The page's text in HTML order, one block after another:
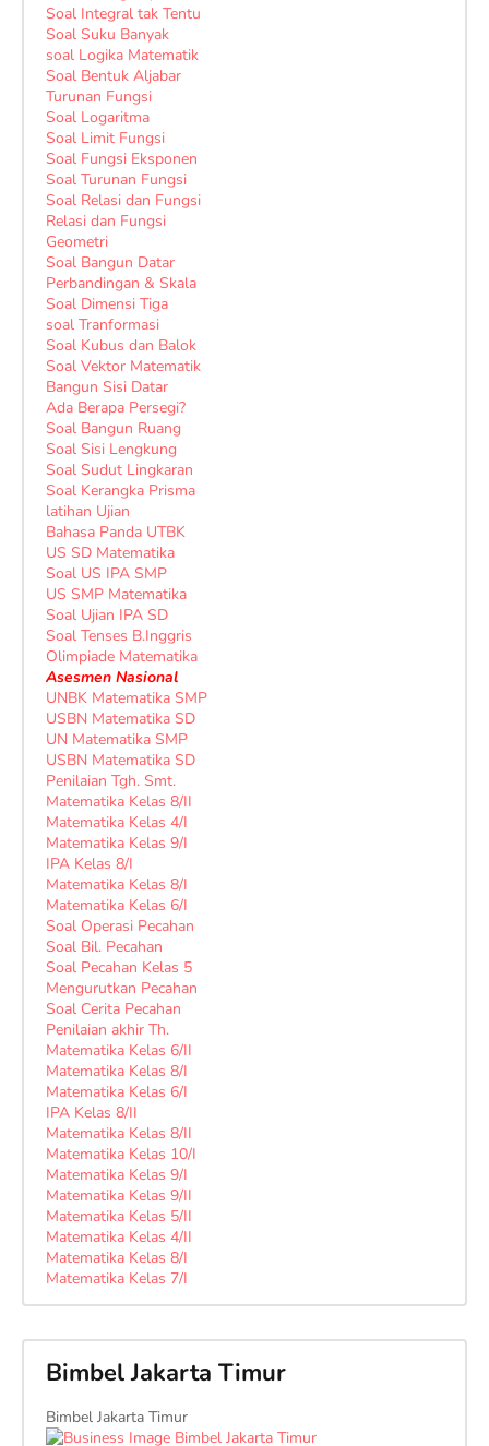
Soal Integral tak Tentu
Soal Suku Banyak
soal Logika Matematik
Soal Bentuk Aljabar
Turunan Fungsi
Soal Logaritma
Soal Limit Fungsi
Soal Fungsi Eksponen
Soal Turunan Fungsi
Soal Relasi dan Fungsi
Relasi dan Fungsi
Geometri
Soal Bangun Datar
Perbandingan & Skala
Soal Dimensi Tiga
soal Tranformasi
Soal Kubus dan Balok
Soal Vektor Matematik
Bangun Sisi Datar
Ada Berapa Persegi?
Soal Bangun Ruang
Soal Sisi Lengkung
Soal Sudut Lingkaran
Soal Kerangka Prisma
latihan Ujian
Bahasa Panda UTBK
US SD Matematika
Soal US IPA SMP
US SMP Matematika
Soal Ujian IPA SD
Soal Tenses B.Inggris
Olimpiade Matematika
Asesmen Nasional
UNBK Matematika SMP
USBN Matematika SD
UN Matematika SMP
USBN Matematika SD
Penilaian Tgh. Smt.
Matematika Kelas 8/II
Matematika Kelas 4/I
Matematika Kelas 9/I
IPA Kelas 8/I
Matematika Kelas 8/I
Matematika Kelas 6/I
Soal Operasi Pecahan
Soal Bil. Pecahan
Soal Pecahan Kelas 5
Mengurutkan Pecahan
Soal Cerita Pecahan
Penilaian akhir Th.
Matematika Kelas 6/II
Matematika Kelas 8/I
Matematika Kelas 6/I
IPA Kelas 8/II
Matematika Kelas 8/II
Matematika Kelas 10/I
Matematika Kelas 9/I
Matematika Kelas 9/II
Matematika Kelas 5/II
Matematika Kelas 4/II
Matematika Kelas 8/I
Matematika Kelas 7/I
Bimbel Jakarta Timur
Bimbel Jakarta Timur